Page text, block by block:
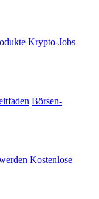
Krypto-Jobs
Börsen-
Kostenlose